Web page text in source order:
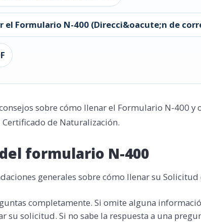
el Formulario N-400 (Direcci&oacute;n de
sobre cómo llenar el Formulario N-400 y
de Naturalización.
formulario N-400
generales sobre cómo llenar su
completamente. Si omite alguna
su solicitud. Si no sabe la respuesta a una